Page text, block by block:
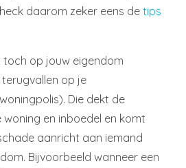
daarom zeker eens de tips
op jouw eigendom
op je
Die dekt de
en inboedel en komt
aanricht aan iemand
Bijvoorbeeld wanneer een